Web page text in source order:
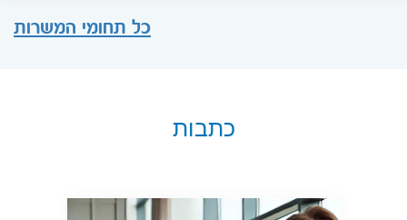
כל תחומי המשרות
כתבות